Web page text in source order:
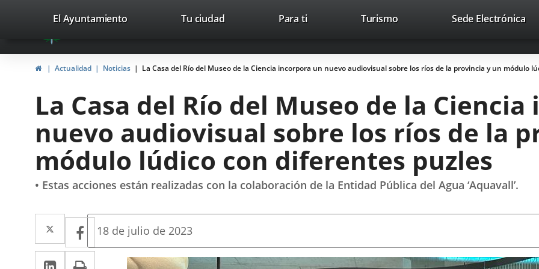
Portal
Web
del
Valladolid
avaTop Trabaja con nosotros Contacto
valladolid.es
El Ayuntamiento Tu ciudad Para ti TurismoEste
abrirá
en
ventana
nueva.
Sede Electrónica
InicioActualidad Noticias La Casa del Río del Museo de la Ciencia incorpora un nuevo audiovisual sobre los ríos de la provincia y un módulo
La Casa del Río del Museo de la
nuevo audiovisual sobre los ríos de la
módulo lúdico con diferentes puzles
• Estas acciones están realizadas con la colaboración de la Entidad Pública del Agua ‘Aquavall’.
Twitter
Enlace
a
una
Facebook
Enlace
a
LinkedIn
Enlace Imprimir
Fecha
la
noticia
18 de julio de 2023